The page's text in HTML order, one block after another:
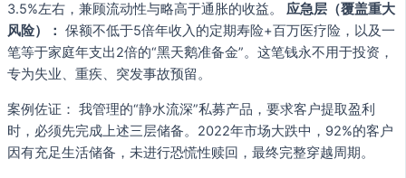
3.5%左右，兼顾流动性与略高于通胀的收益。 应急层（覆盖重大
风险）： 保额不低于5倍年收入的定期寿险+百万医疗险，以及一
笔等于家庭年支出2倍的“黑天鹅准备金”。这笔钱永不用于投资，
专为失业、重疾、突发事故预留。
案例佐证： 我管理的“静水流深”私募产品，要求客户提取盈利
时，必须先完成上述三层储备。2022年市场大跌中，92%的客户
因有充足生活储备，未进行恐慌性赎回，最终完整穿越周期。